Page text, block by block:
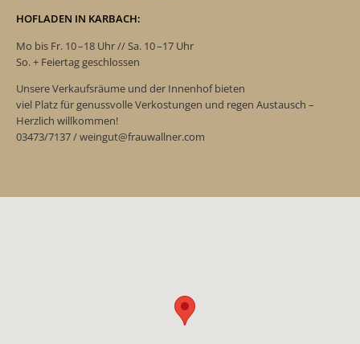
HOFLADEN IN KARBACH:
Mo bis Fr. 10 –18 Uhr // Sa. 10 –17 Uhr
So. + Feiertag geschlossen
Unsere Verkaufsräume und der Innenhof bieten
viel Platz für genussvolle Verkostungen und regen Austausch –
Herzlich willkommen!
03473/7137 / weingut@frauwallner.com